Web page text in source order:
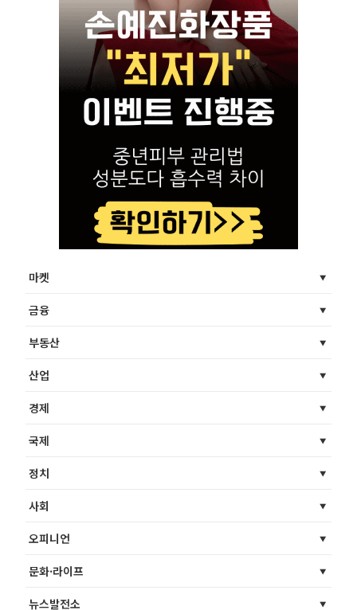
마켓
금융
부동산
산업
경제
국제
정치
사회
오피니언
문화·라이프
뉴스발전소